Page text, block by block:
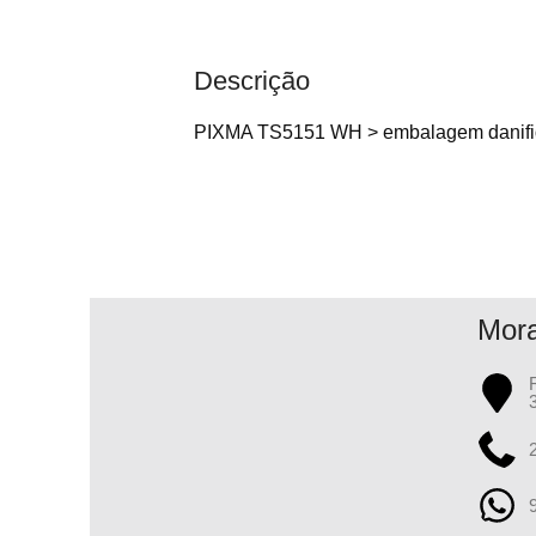
Descrição
PIXMA TS5151 WH > embalagem